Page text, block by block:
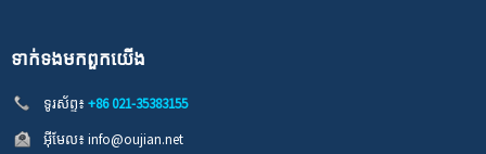
ទាក់ទង​មក​ពួក​យើង
ទូរស័ព្ទ៖+86 021-35383155
អ៊ីមែល៖info@oujian.net